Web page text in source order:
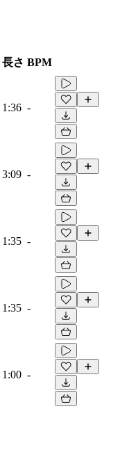
長さ BPM
1:36 -
3:09 -
1:35 -
1:35 -
1:00 -